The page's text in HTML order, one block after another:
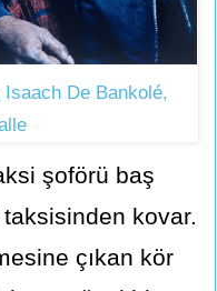
De Bankolé,
şoförü baş
kovar.
çıkan kör